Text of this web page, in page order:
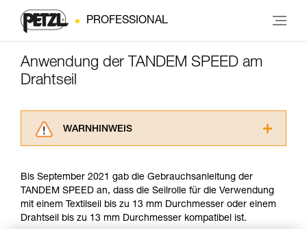
PROFESSIONAL
Anwendung der TANDEM SPEED am
Drahtseil
WARNHINWEIS
aufmerksam durch, bevor Sie diesen zu Rate
ziehen. Um diese Zusatzinformationen
verstehen zu können, müssen Sie zuerst die in
der Gebrauchsanweisung enthaltenen
Bis September 2021 gab die Gebrauchsanleitung der
TANDEM SPEED an, dass die Seilrolle für die Verwendung
mit einem Textilseil bis zu 13 mm Durchmesser oder einem
Drahtseil bis zu 13 mm Durchmesser kompatibel ist.